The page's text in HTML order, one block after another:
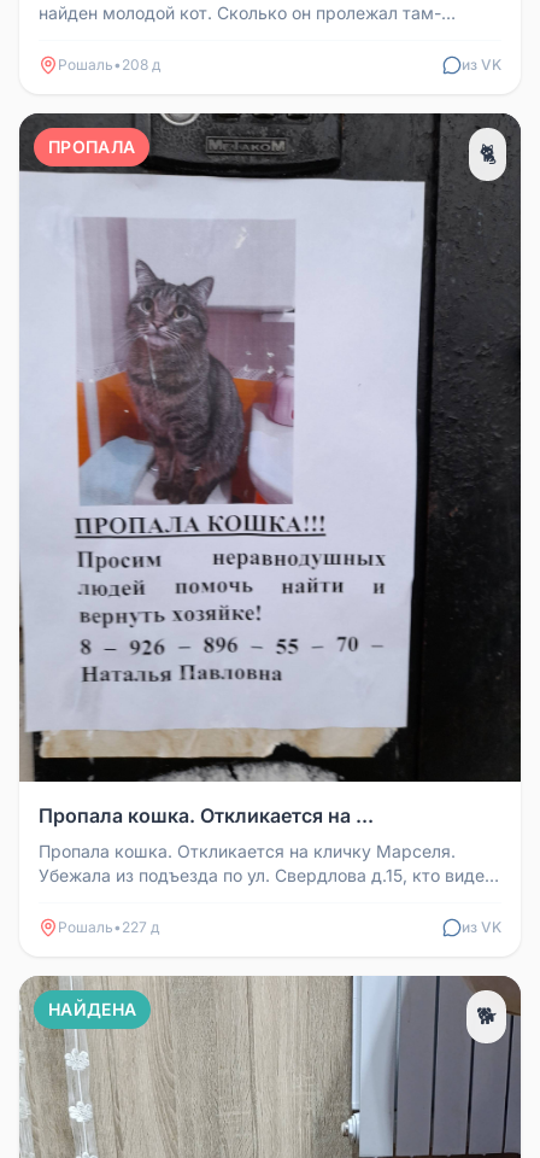
найден молодой кот. Сколько он пролежал там-
Рошаль• 208 д из VK
ПРОПАЛА 🐈
Пропала кошка. Откликается на ...
Пропала кошка. Откликается на кличку Марселя.
Убежала из подъезда по ул. Свердлова д.15, кто видел,
Рошаль• 227 д из VK
НАЙДЕНА 🐕